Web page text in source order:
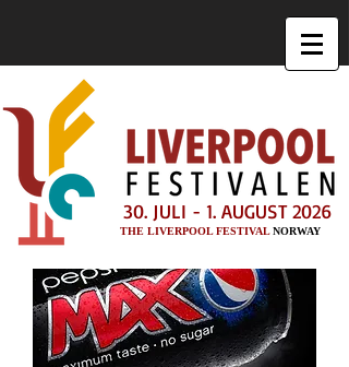
30. JULI - 1. AUGUST 2026
THE LIVERPOOL FESTIVALNORWAY